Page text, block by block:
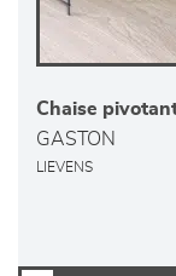
Chaise
GASTON
LIEVENS